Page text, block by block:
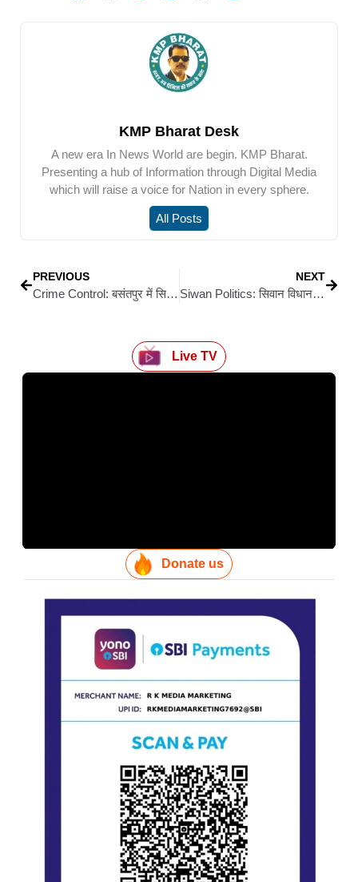
KMP Bharat Desk
A new era In News World are begin. KMP Bharat.
Presenting a hub of Information through Digital Media
which will raise a voice for Nation in every sphere.
All Posts
PREVIOUS
Crime Control: बसंतपुर में सिवान पुलिस की बड़ी कार्रवाई; हाई स्कूल पोखरा के पास मिला संदिग्ध, भागने के पहले ही दबोचा गया
NEXT
Siwan Politics: सिवान विधानसभा क्षेत्र में मंत्री मंगल पांडेय का आभार यात्रा
Live TV
Donate us